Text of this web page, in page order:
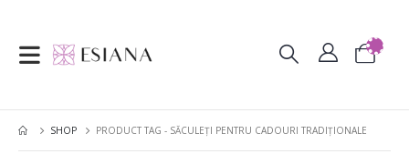
SHOP PRODUCT TAG - SĂCULEȚI PENTRU CADOURI TRADIȚIONALE